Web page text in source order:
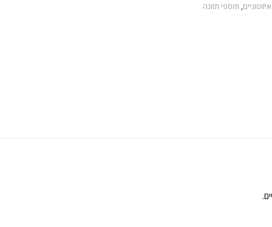
, תוספי תזונה